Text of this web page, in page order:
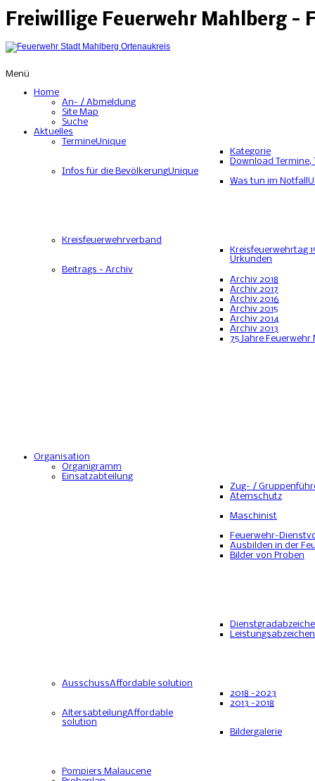
Freiwillige Feuerwehr Mahlberg -
Menü
Home
An- / Abmeldung
Site Map
Suche
Aktuelles
TermineUnique
Kategorie
Download Termine,
Infos für die BevölkerungUnique
Was tun im Notfall
Kreisfeuerwehrverband
Kreisfeuerwehrtag
Urkunden
Beitrags - Archiv
Archiv 2018
Archiv 2017
Archiv 2016
Archiv 2015
Archiv 2014
Archiv 2013
75 Jahre Feuerwehr
Organisation
Organigramm
Einsatzabteilung
Zug- /
Atemschutz
Maschinist
Feuerwehr-
Ausbilden in der
Bilder von Proben
Leistungsabzeichen
AusschussAffordable solution
2018 -2023
2013 -2018
AltersabteilungAffordable
solution
Bildergalerie
Pompiers Malaucene